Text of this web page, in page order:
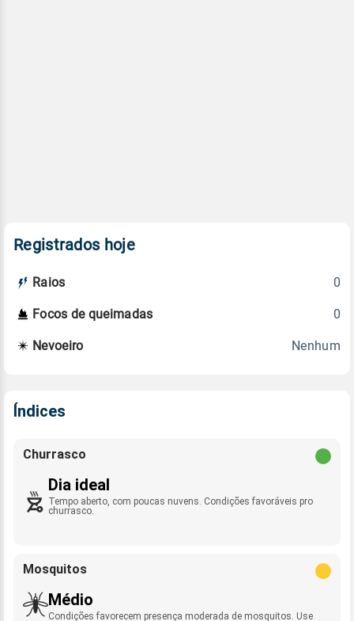
Registrados hoje
Raios 0
Focos de queimadas 0
Nevoeiro Nenhum
Índices
Churrasco
Dia ideal
Tempo aberto, com poucas nuvens. Condições favoráveis pro
churrasco.
Mosquitos
Médio
Condições favorecem presença moderada de mosquitos. Use